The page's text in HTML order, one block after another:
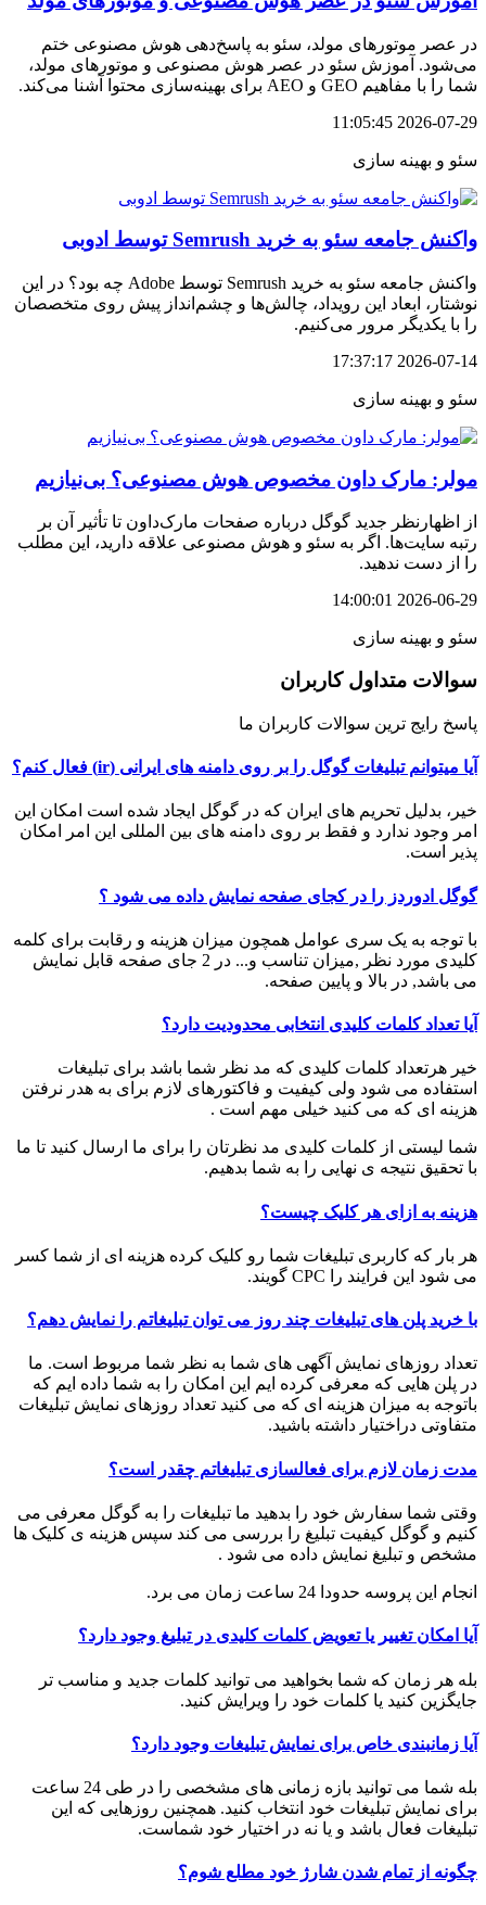
در عصر موتورهای مولد، سئو به پاسخ‌دهی هوش مصنوعی ختم
می‌شود. آموزش سئو در عصر هوش مصنوعی و موتورهای مولد،
شما را با مفاهیم GEO و AEO برای بهینه‌سازی محتوا آشنا می‌کند.
2026-07-29 11:05:45
سئو و بهینه سازی
واکنش جامعه سئو به خرید Semrush توسط ادوبی
واکنش جامعه سئو به خرید Semrush توسط Adobe چه بود؟ در این
نوشتار، ابعاد این رویداد، چالش‌ها و چشم‌انداز پیش روی متخصصان
را با یکدیگر مرور می‌کنیم.
2026-07-14 17:37:17
سئو و بهینه سازی
مولر: مارک داون مخصوص هوش مصنوعی؟ بی‌نیازیم
از اظهارنظر جدید گوگل درباره صفحات مارک‌داون تا تأثیر آن بر
رتبه سایت‌ها. اگر به سئو و هوش مصنوعی علاقه دارید، این مطلب
را از دست ندهید.
2026-06-29 14:00:01
سئو و بهینه سازی
سوالات متداول کاربران
پاسخ رایج ترین سوالات کاربران ما
آیا میتوانم تبلیغات گوگل را بر روی دامنه های ایرانی (ir) فعال کنم؟
خیر، بدلیل تحریم های ایران که در گوگل ایجاد شده است امکان این
امر وجود ندارد و فقط بر روی دامنه های بین المللی این امر امکان
پذیر است.
گوگل ادوردز را در کجای صفحه نمایش داده می شود ؟
با توجه به یک سری عوامل همچون میزان هزینه و رقابت برای کلمه
کلیدی مورد نظر ,میزان تناسب و... در 2 جای صفحه قابل نمایش
می باشد, در بالا و پایین صفحه.
آیا تعداد کلمات کلیدی انتخابی محدودیت دارد؟
خیر هرتعداد کلمات کلیدی که مد نظر شما باشد برای تبلیغات
استفاده می شود ولی کیفیت و فاکتورهای لازم برای به هدر نرفتن
هزینه ای که می کنید خیلی مهم است .
شما لیستی از کلمات کلیدی مد نظرتان را برای ما ارسال کنید تا ما
با تحقیق نتیجه ی نهایی را به شما بدهیم.
هزینه به ازای هر کلیک چیست؟
هر بار که کاربری تبلیغات شما رو کلیک کرده هزینه ای از شما کسر
می شود این فرایند را CPC گویند.
با خرید پلن های تبلیغات چند روز می توان تبلیغاتم را نمایش دهم؟
تعداد روزهای نمایش آگهی های شما به نظر شما مربوط است. ما
در پلن هایی که معرفی کرده ایم این امکان را به شما داده ایم که
باتوجه به میزان هزینه ای که می کنید تعداد روزهای نمایش تبلیغات
متفاوتی دراختیار داشته باشید.
مدت زمان لازم برای فعالسازی تبلیغاتم چقدر است؟
وقتی شما سفارش خود را بدهید ما تبلیغات را به گوگل معرفی می
کنیم و گوگل کیفیت تبلیغ را بررسی می کند سپس هزینه ی کلیک ها
مشخص و تبلیغ نمایش داده می شود .
انجام این پروسه حدودا 24 ساعت زمان می برد.
آیا امکان تغییر یا تعویض کلمات کلیدی در تبلیغ وجود دارد؟
بله هر زمان که شما بخواهید می توانید کلمات جدید و مناسب تر
جایگزین کنید یا کلمات خود را ویرایش کنید.
آیا زمانبندی خاص برای نمایش تبلیغات وجود دارد؟
بله شما می توانید بازه زمانی های مشخصی را در طی 24 ساعت
برای نمایش تبلیغات خود انتخاب کنید. همچنین روزهایی که این
تبلیغات فعال باشد و یا نه در اختیار خود شماست.
چگونه از تمام شدن شارژ خود مطلع شوم؟